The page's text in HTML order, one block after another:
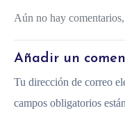
Aún no hay
Añadir un
Tu dirección de correo
campos obligatorios